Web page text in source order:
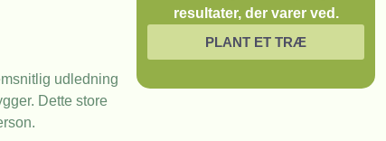
udledning
Dette store
resultater, der varer ved.
PLANT ET TRÆ